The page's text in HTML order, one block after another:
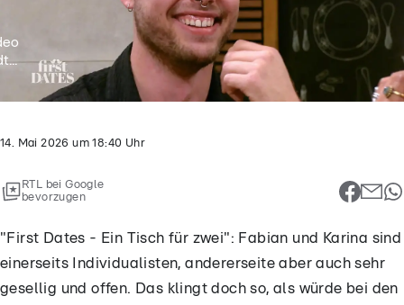
14. Mai 2026 um 18:40 Uhr
RTL bei Google
bevorzugen
"First Dates - Ein Tisch für zwei": Fabian und Karina sind
einerseits Individualisten, andererseite aber auch sehr
gesellig und offen. Das klingt doch so, als würde bei den